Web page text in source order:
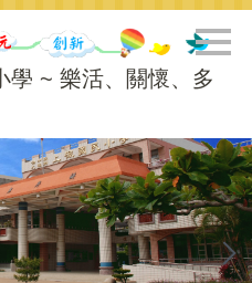
學 ~ 樂活、關懷、多